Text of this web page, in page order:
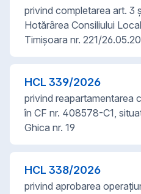
privind completarea art. 3
Hotărârea Consiliului
Timișoara nr. 221/
HCL 339/2026
privind reapartamentarea
în CF nr. 408578-C1,
Ghica nr. 19
HCL 338/2026
privind aprobarea